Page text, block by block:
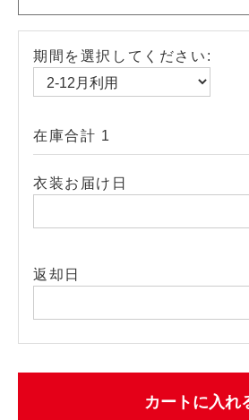
期間を選択してください:
在庫合計 1
衣装お届け日
返却日
カートに入れ